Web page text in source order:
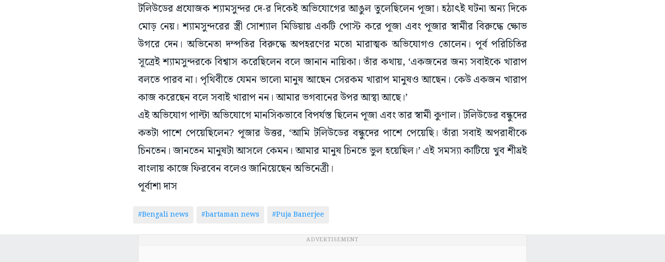
টলিউডের প্রযোজক শ্যামসুন্দর দে-র দিকেই অভিযোগের আঙুল তুলেছিলেন পূজা। হঠাৎই ঘটনা অন্য দিকে
মোড় নেয়। শ্যামসুন্দরের স্ত্রী সোশ্যাল মিডিয়ায় একটি পোস্ট করে পূজা এবং পূজার স্বামীর বিরুদ্ধে ক্ষোভ
উগরে দেন। অভিনেতা দম্পতির বিরুদ্ধে অপহরণের মতো মারাত্মক অভিযোগও তোলেন। পূর্ব পরিচিতির
সূত্রেই শ্যামসুন্দরকে বিশ্বাস করেছিলেন বলে জানান নায়িকা। তাঁর কথায়, ‘একজনের জন্য সবাইকে খারাপ
বলতে পারব না। পৃথিবীতে যেমন ভালো মানুষ আছেন সেরকম খারাপ মানুষও আছেন। কেউ একজন খারাপ
কাজ করেছেন বলে সবাই খারাপ নন। আমার ভগবানের উপর আস্থা আছে।’
এই অভিযোগ পাল্টা অভিযোগে মানসিকভাবে বিপর্যস্ত ছিলেন পূজা এবং তার স্বামী কুণাল। টলিউডের বন্ধুদের
কতটা পাশে পেয়েছিলেন? পূজার উত্তর, ‘আমি টলিউডের বন্ধুদের পাশে পেয়েছি। তাঁরা সবাই অপরাধীকে
চিনতেন। জানতেন মানুষটা আসলে কেমন। আমার মানুষ চিনতে ভুল হয়েছিল।’ এই সমস্যা কাটিয়ে খুব শীঘ্রই
বাংলায় কাজে ফিরবেন বলেও জানিয়েছেন অভিনেত্রী।
পূর্বাশা দাস
#Bengali news #bartaman news #Puja Banerjee
ADVERTISEMENT